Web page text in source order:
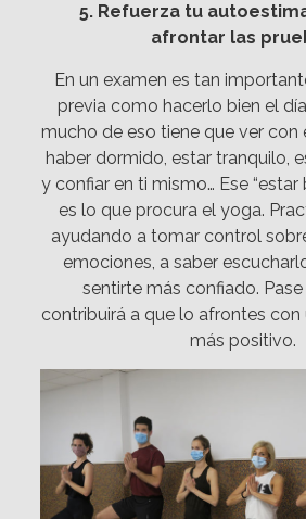
5. Refuerza tu
afrontar las
En un examen es tan
previa como hacerlo bien el
mucho de eso tiene que ver con
haber dormido, estar tranquilo,
y confiar en ti mismo… Ese “estar
es lo que procura el yoga.
ayudando a tomar control
emociones, a saber
sentirte más confiado. Pase
contribuirá a que lo afrontes
más positivo.